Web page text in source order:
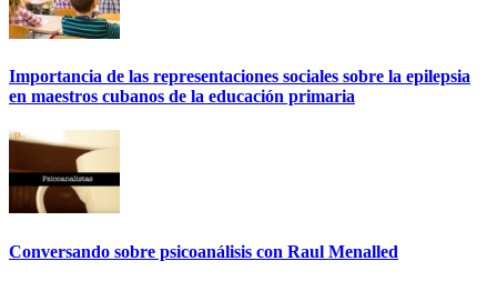
Importancia de las representaciones sociales sobre la epilepsia
en maestros cubanos de la educación primaria
Conversando sobre psicoanálisis con Raul Menalled